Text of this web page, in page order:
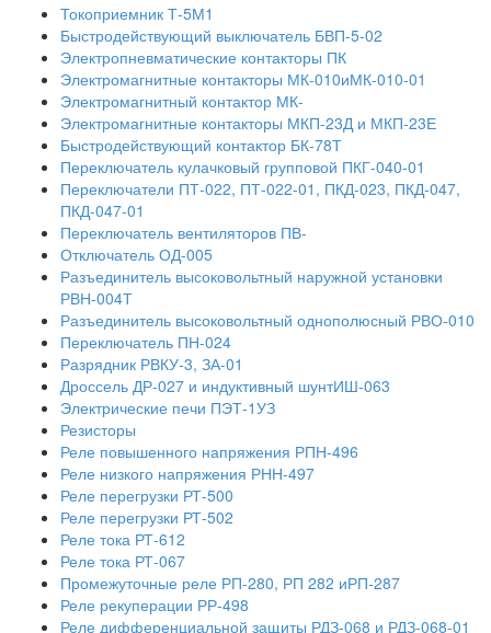
Токоприемник Т-5М1
Быстродействующий выключатель БВП-5-02
Электропневматические контакторы ПК
Электромагнитные контакторы МК-010иМК-010-01
Электромагнитный контактор МК-
Электромагнитные контакторы МКП-23Д и МКП-23Е
Быстродействующий контактор БК-78Т
Переключатель кулачковый групповой ПКГ-040-01
Переключатели ПТ-022, ПТ-022-01, ПКД-023, ПКД-047,
ПКД-047-01
Переключатель вентиляторов ПВ-
Отключатель ОД-005
Разъединитель высоковольтный наружной установки
РВН-004Т
Разъединитель высоковольтный однополюсный РВО-010
Переключатель ПН-024
Разрядник РВКУ-3, ЗА-01
Дроссель ДР-027 и индуктивный шунтИШ-063
Электрические печи ПЭТ-1УЗ
Резисторы
Реле повышенного напряжения РПН-496
Реле низкого напряжения РНН-497
Реле перегрузки РТ-500
Реле перегрузки РТ-502
Реле тока РТ-612
Реле тока РТ-067
Промежуточные реле РП-280, РП 282 иРП-287
Реле рекуперации РР-498
Реле дифференциальной защиты РДЗ-068 и РДЗ-068-01